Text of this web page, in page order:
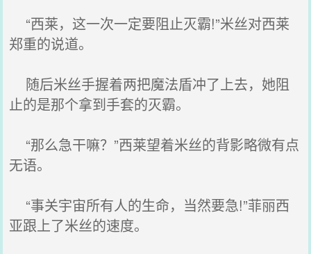
“西莱，这一次一定要阻止灭霸!”米丝对西莱
郑重的说道。
随后米丝手握着两把魔法盾冲了上去，她阻
止的是那个拿到手套的灭霸。
“那么急干嘛？”西莱望着米丝的背影略微有点
无语。
“事关宇宙所有人的生命，当然要急!”菲丽西
亚跟上了米丝的速度。